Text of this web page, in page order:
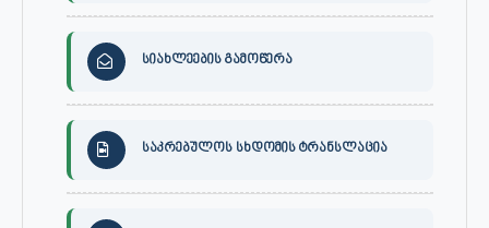
სიახლეების გამოწერა
საკრებულოს სხდომის ტრანსლაცია